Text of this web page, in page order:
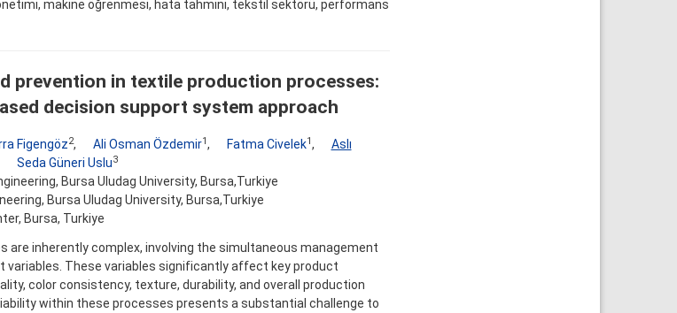
makine öğrenmesi, hata tahmini, tekstil sektörü, performans
prevention in textile production processes:
decision support system approach
Figengöz2, Ali Osman Özdemir1, Fatma Civelek1,
Aslı
Seda Güneri Uslu3
Bursa Uludag University, Bursa,Turkiye
Bursa Uludag University, Bursa,Turkiye
Bursa, Turkiye
are inherently complex, involving the simultaneous management
variables. These variables significantly affect key product
color consistency, texture, durability, and overall production
within these processes presents a substantial challenge to